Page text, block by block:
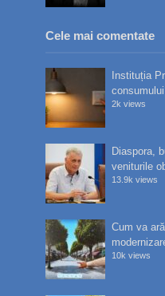
Cele mai comentate
Instituția
2k views
Diaspora,
veniturile
13.9k views
Cum va
10k views